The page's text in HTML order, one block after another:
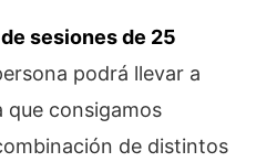
sesiones de 25
podrá llevar a
que consigamos
de distintos